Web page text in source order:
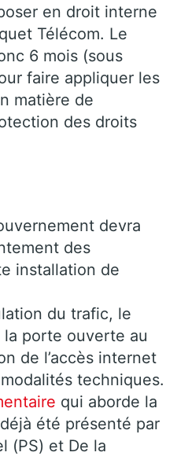
en droit interne
Télécom. Le
6 mois (sous
faire appliquer les
matière de
des droits
devra
des
installation de
du trafic, le
porte ouverte au
de l’accès internet
techniques.
qui aborde la
été présenté par
(PS) et De la